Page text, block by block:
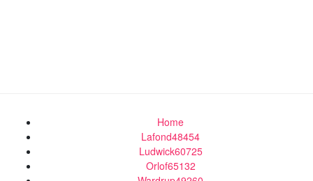
Home
Lafond48454
Ludwick60725
Orlof65132